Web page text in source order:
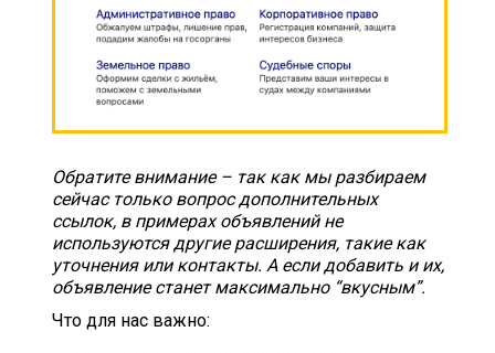
Обратите внимание – так как мы разбираем
сейчас только вопрос дополнительных
ссылок, в примерах объявлений не
используются другие расширения, такие как
уточнения или контакты. А если добавить и их,
объявление станет максимально “вкусным”.
Что для нас важно: